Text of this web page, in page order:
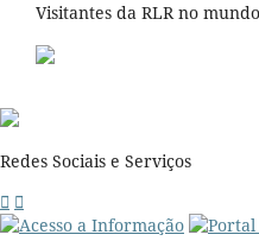
Visitantes da RLR no
Redes Sociais e Serviços